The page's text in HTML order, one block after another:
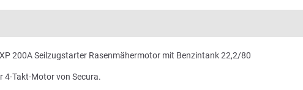
XP 200A Seilzugstarter Rasenmähermotor mit Benzintank 22,2/80
4-Takt-Motor von Secura.